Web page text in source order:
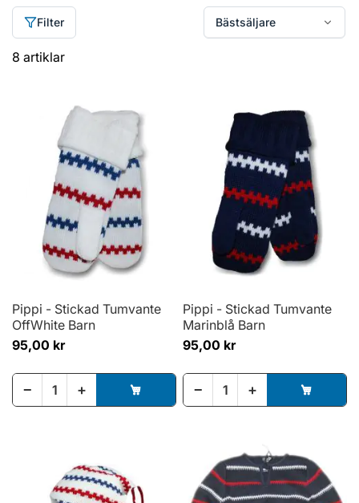
8 artiklar
Pippi - Stickad Tumvante
OffWhite Barn
95,00 kr
− +
Pippi - Stickad Tumvante
Marinblå Barn
95,00 kr
− +
Filter